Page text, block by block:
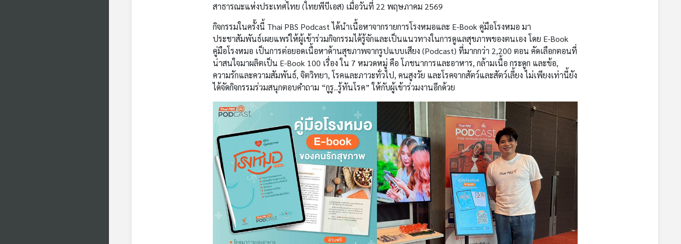
สาธารณะแห่งประเทศไทย (ไทยพีบีเอส) เมื่อวันที่ 22 พฤษภาคม 2569
กิจกรรมในครั้งนี้ Thai PBS Podcast ได้นำเนื้อหาจากรายการโรงหมอและ E-Book คู่มือโรงหมอ มา
ประชาสัมพันธ์เผยแพร่ให้ผู้เข้าร่วมกิจกรรมได้รู้จักและเป็นแนวทางในการดูแลสุขภาพของตนเอง โดย E-Book
คู่มือโรงหมอ เป็นการต่อยอดเนื้อหาด้านสุขภาพจากรูปแบบเสียง (Podcast) ที่มากกว่า 2,200 ตอน คัดเลือกตอนที่
น่าสนใจมาผลิตเป็น E-Book 100 เรื่อง ใน 7 หมวดหมู่ คือ โภชนาการและอาหาร, กล้ามเนื้อ กระดูก และข้อ,
ความรักและความสัมพันธ์, จิตวิทยา, โรคและภาวะทั่วไป, คนสูงวัย และโรคจากสัตว์และสัตว์เลี้ยง ไม่เพียงเท่านี้ยัง
ได้จัดกิจกรรมร่วมสนุกตอบคำถาม “กูรู..รู้ทันโรค” ให้กับผู้เข้าร่วมงานอีกด้วย